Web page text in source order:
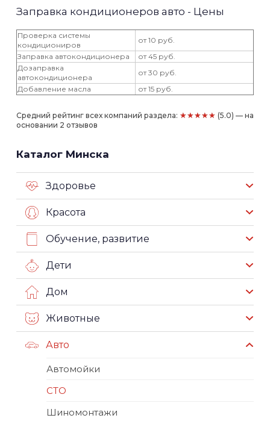
Заправка кондиционеров авто - Цены
Проверка системы
кондициониров
от 10 руб.
Заправка автокондиционера
от 45 руб.
Дозаправка
автокондиционера
от 30 руб.
Добавление масла
от 15 руб.
Средний рейтинг всех компаний раздела: ★★★★★ (5.0) — на
основании 2 отзывов
Каталог Минска
Здоровье
Красота
Обучение, развитие
Дети
Дом
Животные
Авто
Автомойки
СТО
Шиномонтажи